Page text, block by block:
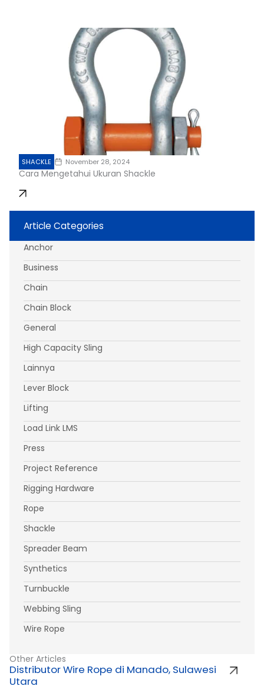
SHACKLE November 28, 2024
Cara Mengetahui Ukuran Shackle
Article Categories
Anchor
Business
Chain
Chain Block
General
High Capacity Sling
Lainnya
Lever Block
Lifting
Load Link LMS
Press
Project Reference
Rigging Hardware
Rope
Shackle
Spreader Beam
Synthetics
Turnbuckle
Webbing Sling
Wire Rope
Other Articles
Distributor Wire Rope di Manado, Sulawesi
Utara